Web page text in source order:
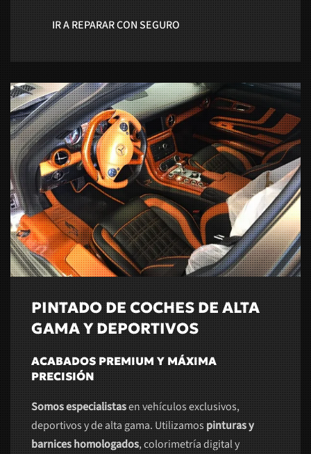
IR A REPARAR CON SEGURO
PINTADO DE COCHES DE ALTA
GAMA Y DEPORTIVOS
ACABADOS PREMIUM Y MÁXIMA
PRECISIÓN
Somos especialistasen vehículos exclusivos,
deportivos y de alta gama. Utilizamospinturas y
barnices homologados, colorimetría digital y